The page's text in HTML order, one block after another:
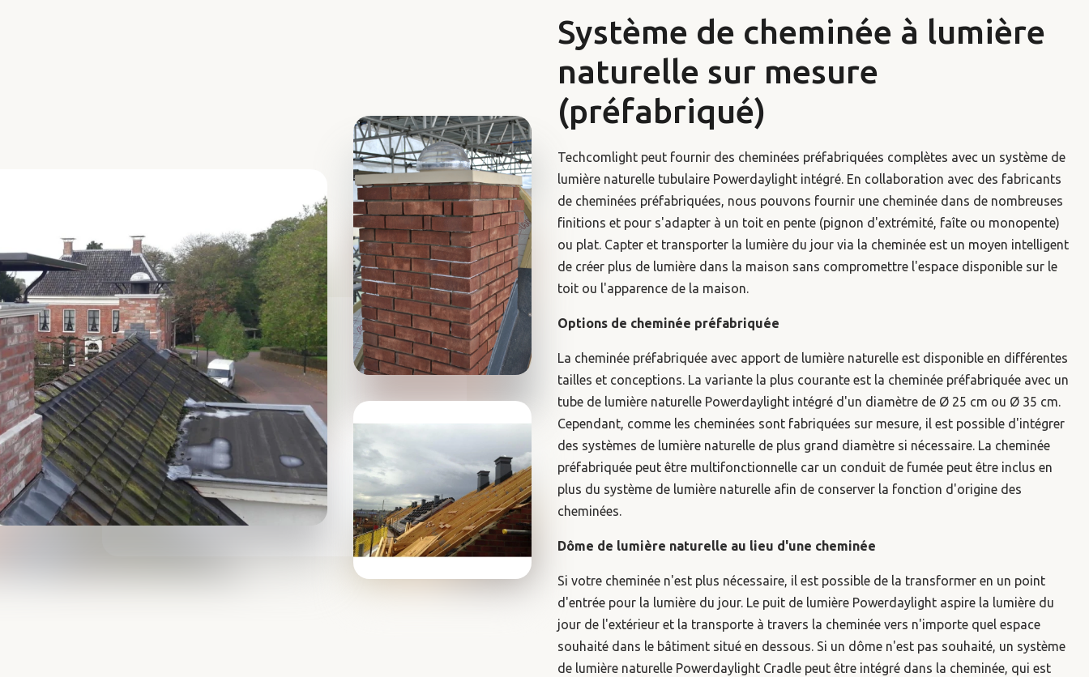
Système de cheminée à lumière
naturelle sur mesure
(préfabriqué)
Techcomlight peut fournir des cheminées préfabriquées complètes avec un système de
lumière naturelle tubulaire Powerdaylight intégré. En collaboration avec des fabricants
de cheminées préfabriquées, nous pouvons fournir une cheminée dans de nombreuses
finitions et pour s'adapter à un toit en pente (pignon d'extrémité, faîte ou monopente)
ou plat. Capter et transporter la lumière du jour via la cheminée est un moyen intelligent
de créer plus de lumière dans la maison sans compromettre l'espace disponible sur le
toit ou l'apparence de la maison.
Options de cheminée préfabriquée
La cheminée préfabriquée avec apport de lumière naturelle est disponible en différentes
tailles et conceptions. La variante la plus courante est la cheminée préfabriquée avec un
tube de lumière naturelle Powerdaylight intégré d'un diamètre de Ø 25 cm ou Ø 35 cm.
Cependant, comme les cheminées sont fabriquées sur mesure, il est possible d'intégrer
des systèmes de lumière naturelle de plus grand diamètre si nécessaire. La cheminée
préfabriquée peut être multifonctionnelle car un conduit de fumée peut être inclus en
plus du système de lumière naturelle afin de conserver la fonction d'origine des
cheminées.
Dôme de lumière naturelle au lieu d'une cheminée
Si votre cheminée n'est plus nécessaire, il est possible de la transformer en un point
d'entrée pour la lumière du jour. Le puit de lumière Powerdaylight aspire la lumière du
jour de l'extérieur et la transporte à travers la cheminée vers n'importe quel espace
souhaité dans le bâtiment situé en dessous. Si un dôme n'est pas souhaité, un système
de lumière naturelle Powerdaylight Cradle peut être intégré dans la cheminée, qui est